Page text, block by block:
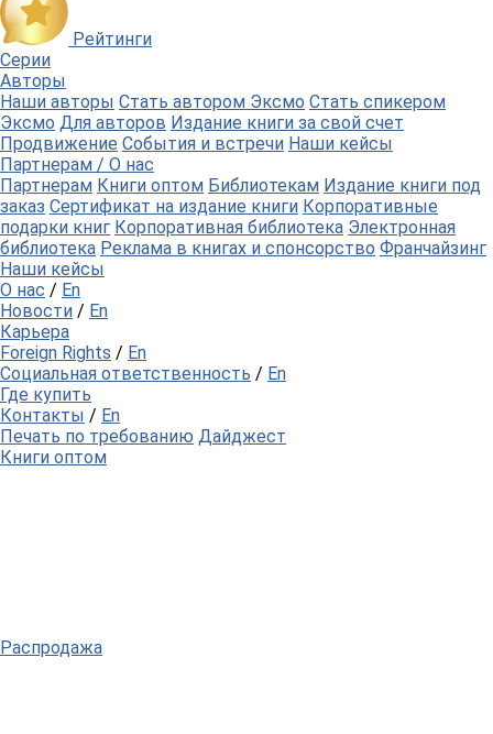
Рейтинги
Серии
Авторы
Наши авторы Стать автором Эксмо Стать спикером
Эксмо Для авторов Издание книги за свой счет
Продвижение События и встречи Наши кейсы
Партнерам / О нас
Партнерам Книги оптом Библиотекам Издание книги под
заказ Сертификат на издание книги Корпоративные
подарки книг Корпоративная библиотека Электронная
библиотека Реклама в книгах и спонсорство Франчайзинг
Наши кейсы
О нас / En
Новости / En
Карьера
Foreign Rights / En
Социальная ответственность / En
Где купить
Контакты / En
Печать по требованию Дайджест
Книги оптом
Распродажа